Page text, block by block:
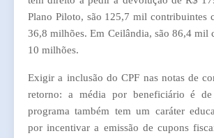
Plano Piloto, são 125,7 mil contribuintes
36,8 milhões. Em Ceilândia, são 86,4 mil
10 milhões.
Exigir a inclusão do CPF nas notas de
retorno: a média por beneficiário é
programa também tem um caráter
por incentivar a emissão de cupons